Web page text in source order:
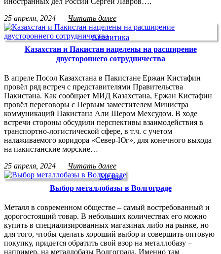
25 апреля, 2024
Читать далее
Аналитика
Казахстан и Пакистан нацелены на расширение
двустороннего сотрудничества
В апреле Посол Казахстана в Пакистане Ержан Кистафин
провёл ряд встреч с представителями Правительства
Пакистана. Как сообщает МИД Казахстана, Ержан Кистафин
провёл переговоры с Первым заместителем Министра
коммуникаций Пакистана Али Шером Мехсудом. В ходе
встречи стороны обсудили перспективы взаимодействия в
транспортно-логистической сфере, в т.ч. с учетом
налаживаемого коридора «Север-Юг», для конечного выхода
на пакистанские морские…
25 апреля, 2024
Читать далее
Медиа
Выбор металлобазы в Волгограде
Металл в современном обществе – самый востребованный и
дорогостоящий товар. В небольших количествах его можно
купить в специализированных магазинах либо на рынке, но
для того, чтобы сделать хороший выбор и совершить оптовую
покупку, придется обратить свой взор на металлобазу –
например, на металлобазы Волгограда. Именно там